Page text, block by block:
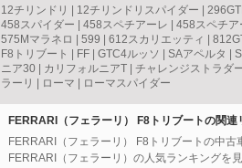
12チリンドリ
12チリンドリスパイダー
458スパイダー
458スペチアーレ 458スペチア
575Mマラネロ
599 612スカリエッティ
F8トリブート
FF GTC4ルッソ SAアペルタ
ニア30
カリフォルニアT チャレンジストラダ
ラーリ
ローマ ローマスパイダー
FERRARI（フェラーリ） F8トリブートの関連
FERRARI（フェラーリ） F8トリブートの中古
FERRARI（フェラーリ）の人気ランキングを